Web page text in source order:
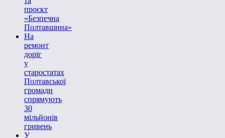
проєкт
«Безпечна
Полтавщина»
На
ремонт
доріг
у
старостатах
Полтавської
громади
спрямують
30
мільйонів
гривень
У